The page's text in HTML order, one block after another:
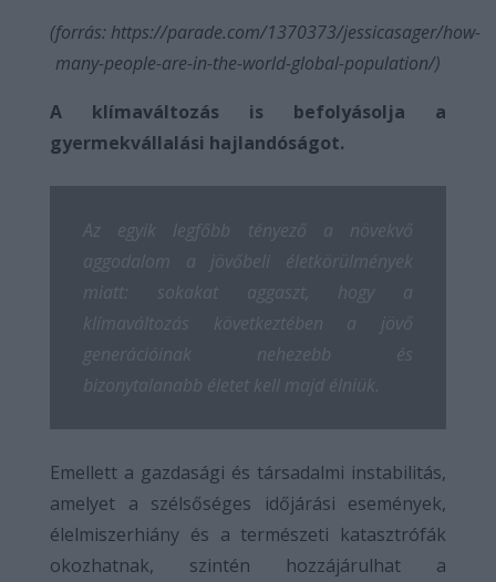
(forrás: https://parade.com/1370373/jessicasager/how-
many-people-are-in-the-world-global-population/)
A klímaváltozás is befolyásolja a
gyermekvállalási hajlandóságot.
Az egyik legfőbb tényező a növekvő
aggodalom a jövőbeli életkörülmények
miatt: sokakat aggaszt, hogy a
klímaváltozás következtében a jövő
generációinak nehezebb és
bizonytalanabb életet kell majd élniük.
Emellett a gazdasági és társadalmi instabilitás,
amelyet a szélsőséges időjárási események,
élelmiszerhiány és a természeti katasztrófák
okozhatnak, szintén hozzájárulhat a